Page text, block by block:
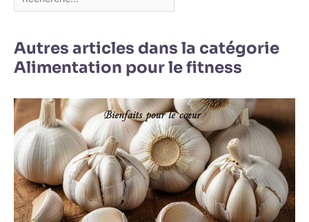
Autres articles dans la catégorie
Alimentation pour le fitness